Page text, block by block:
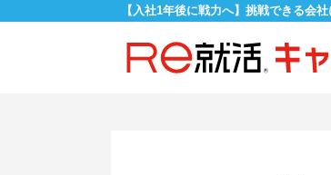
【入社1年後に戦力へ】挑戦できる会